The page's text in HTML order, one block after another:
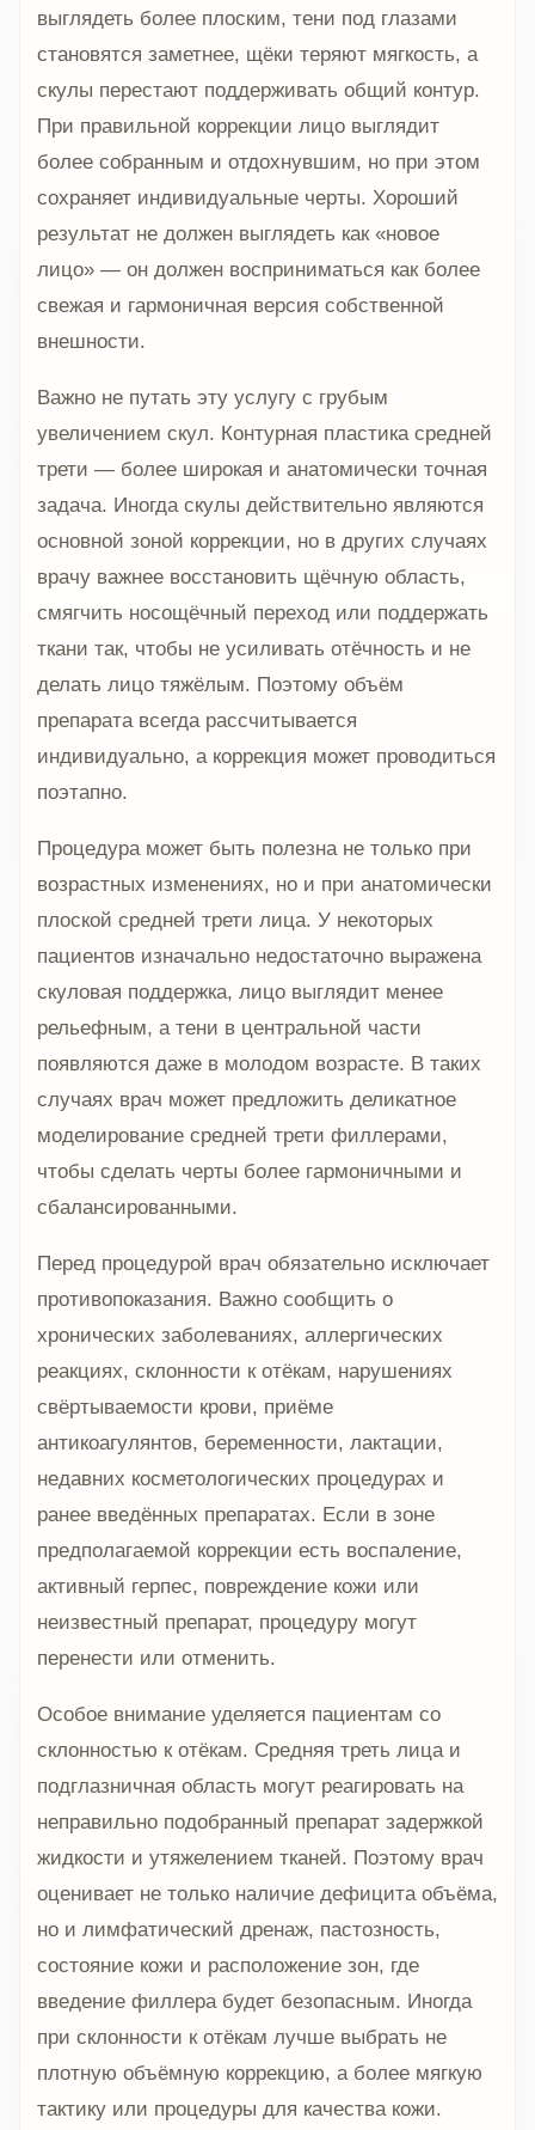
выглядеть более плоским, тени под глазами
становятся заметнее, щёки теряют мягкость, а
скулы перестают поддерживать общий контур.
При правильной коррекции лицо выглядит
более собранным и отдохнувшим, но при этом
сохраняет индивидуальные черты. Хороший
результат не должен выглядеть как «новое
лицо» — он должен восприниматься как более
свежая и гармоничная версия собственной
внешности.
Важно не путать эту услугу с грубым
увеличением скул. Контурная пластика средней
трети — более широкая и анатомически точная
задача. Иногда скулы действительно являются
основной зоной коррекции, но в других случаях
врачу важнее восстановить щёчную область,
смягчить носощёчный переход или поддержать
ткани так, чтобы не усиливать отёчность и не
делать лицо тяжёлым. Поэтому объём
препарата всегда рассчитывается
индивидуально, а коррекция может проводиться
поэтапно.
Процедура может быть полезна не только при
возрастных изменениях, но и при анатомически
плоской средней трети лица. У некоторых
пациентов изначально недостаточно выражена
скуловая поддержка, лицо выглядит менее
рельефным, а тени в центральной части
появляются даже в молодом возрасте. В таких
случаях врач может предложить деликатное
моделирование средней трети филлерами,
чтобы сделать черты более гармоничными и
сбалансированными.
Перед процедурой врач обязательно исключает
противопоказания. Важно сообщить о
хронических заболеваниях, аллергических
реакциях, склонности к отёкам, нарушениях
свёртываемости крови, приёме
антикоагулянтов, беременности, лактации,
недавних косметологических процедурах и
ранее введённых препаратах. Если в зоне
предполагаемой коррекции есть воспаление,
активный герпес, повреждение кожи или
неизвестный препарат, процедуру могут
перенести или отменить.
Особое внимание уделяется пациентам со
склонностью к отёкам. Средняя треть лица и
подглазничная область могут реагировать на
неправильно подобранный препарат задержкой
жидкости и утяжелением тканей. Поэтому врач
оценивает не только наличие дефицита объёма,
но и лимфатический дренаж, пастозность,
состояние кожи и расположение зон, где
введение филлера будет безопасным. Иногда
при склонности к отёкам лучше выбрать не
плотную объёмную коррекцию, а более мягкую
тактику или процедуры для качества кожи.